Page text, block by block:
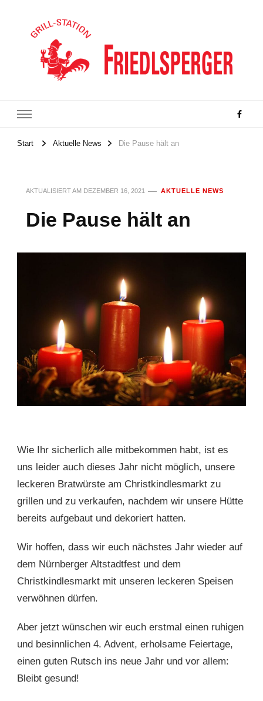
Start Aktuelle News Die Pause hält an
AKTUALISIERT AM DEZEMBER 16, 2021 AKTUELLE NEWS
Die Pause hält an
Wie Ihr sicherlich alle mitbekommen habt, ist es
uns leider auch dieses Jahr nicht möglich, unsere
leckeren Bratwürste am Christkindlesmarkt zu
grillen und zu verkaufen, nachdem wir unsere Hütte
bereits aufgebaut und dekoriert hatten.
Wir hoffen, dass wir euch nächstes Jahr wieder auf
dem Nürnberger Altstadtfest und dem
Christkindlesmarkt mit unseren leckeren Speisen
verwöhnen dürfen.
Aber jetzt wünschen wir euch erstmal einen ruhigen
und besinnlichen 4. Advent, erholsame Feiertage,
einen guten Rutsch ins neue Jahr und vor allem:
Bleibt gesund!